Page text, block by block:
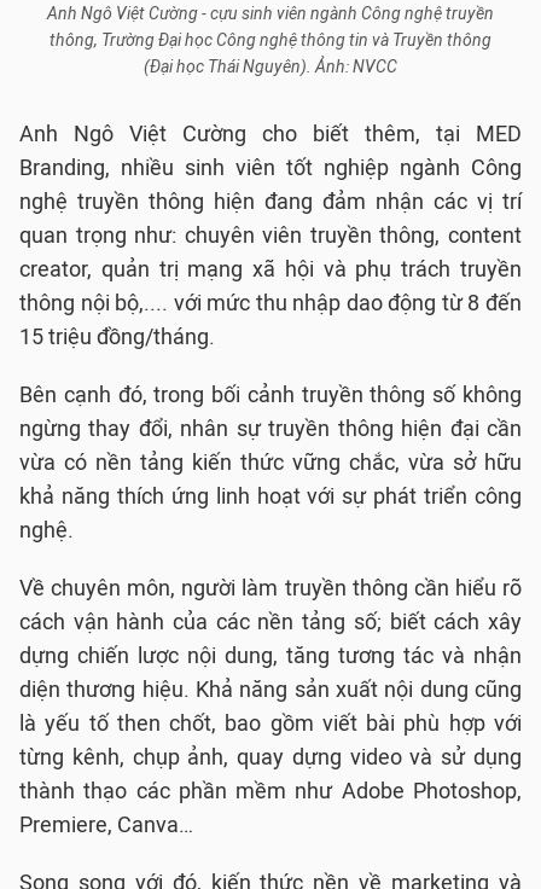
Anh Ngô Việt Cường - cựu sinh viên ngành Công nghệ truyền
thông, Trường Đại học Công nghệ thông tin và Truyền thông
(Đại học Thái Nguyên). Ảnh: NVCC
Anh Ngô Việt Cường cho biết thêm, tại MED
Branding, nhiều sinh viên tốt nghiệp ngành Công
nghệ truyền thông hiện đang đảm nhận các vị trí
quan trọng như: chuyên viên truyền thông, content
creator, quản trị mạng xã hội và phụ trách truyền
thông nội bộ,.... với mức thu nhập dao động từ 8 đến
15 triệu đồng/tháng.
Bên cạnh đó, trong bối cảnh truyền thông số không
ngừng thay đổi, nhân sự truyền thông hiện đại cần
vừa có nền tảng kiến thức vững chắc, vừa sở hữu
khả năng thích ứng linh hoạt với sự phát triển công
nghệ.
Về chuyên môn, người làm truyền thông cần hiểu rõ
cách vận hành của các nền tảng số; biết cách xây
dựng chiến lược nội dung, tăng tương tác và nhận
diện thương hiệu. Khả năng sản xuất nội dung cũng
là yếu tố then chốt, bao gồm viết bài phù hợp với
từng kênh, chụp ảnh, quay dựng video và sử dụng
thành thạo các phần mềm như Adobe Photoshop,
Premiere, Canva…
Song song với đó, kiến thức nền về marketing và